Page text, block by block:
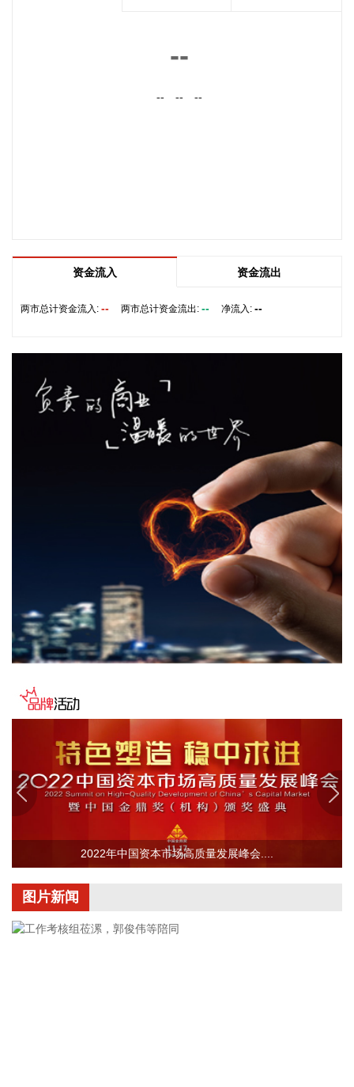
生命财产安全和防汛救灾指挥畅通筑牢通信“生命线”。
据浙江日报，当前，浙江省防御13号台风“白海豚”到了最关键
的阶段。8日上午，省委、省政府召开全省防御应对13号台
风“白海豚”工作视频调度会。省委书记王浩肯定了全省前一阶
段防御应对工作成效。他强调，与台风“巴威”相比，“白海豚”可
能强度更强、持续时间更长、造成影响更大。要高度警觉、闻
令而动，把防汛防台工作作为当前的重中之重，始终坚持人民
至上、生命至上，坚持“从最坏处着眼、做到顶格防御、打足提
前量”，立足台风正面登陆、贯穿全省、长时间影响、风雨
潮“三碰头”等极端情况，坚决克服麻痹思想、侥幸心理，把所
有的工作都往前预置、往前赶，确保守住“三条底线”，实现“不
死人、少伤人、少损失”的目标，坚决打赢防御台风“白海豚”这
场大仗硬仗。
2026-08-08 16:31:27
杰瑞股份(002353)8月8日在互动平台表示，公司与中核海洋的
2026-08-08 16:22:12
今天13时，台风“白海豚”中心位于距离浙江省温州市东偏南方
向约465公里的洋面上，中心附近最大风力14级，45米/秒。虽
然离浙江还有一定距离，但“白海豚”外围云系今天上午已经在
江苏南部、安徽东南部、浙江等地激发出对流。 明天，台风登
陆前后，华东降雨进一步增强，江苏南部、安徽东南部、上
海、浙江大部将有大到暴雨，其中上海南部、浙江东部有特大
暴雨，局地日降雨量将达到400毫米甚至500毫米以上，极端性
较强，需注意防范。
2026-08-08 15:54:28
8月8日，记者从上海轮渡获悉，因受今年第13号台风“白海
--
-- -- --
资金流入 资金流出
两市总计资金流入: -- 两市总计资金流出: -- 净流入: --
2022年中国资本市场高质量发展峰会....
图片新闻